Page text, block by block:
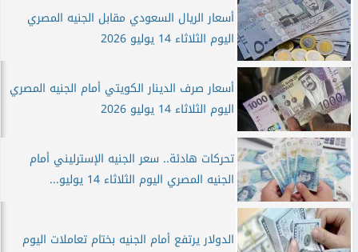
أسعار الريال السعودي مقابل الجنيه المصري
اليوم الثلاثاء 14 يوليو 2026
أسعار صرف الدينار الكويتي أمام الجنيه المصري
اليوم الثلاثاء 14 يوليو 2026
تحركات هادئة.. سعر الجنيه الإسترليني أمام
الجنيه المصري اليوم الثلاثاء 14 يوليو...
الدولار يرتفع أمام الجنيه بختام تعاملات اليوم